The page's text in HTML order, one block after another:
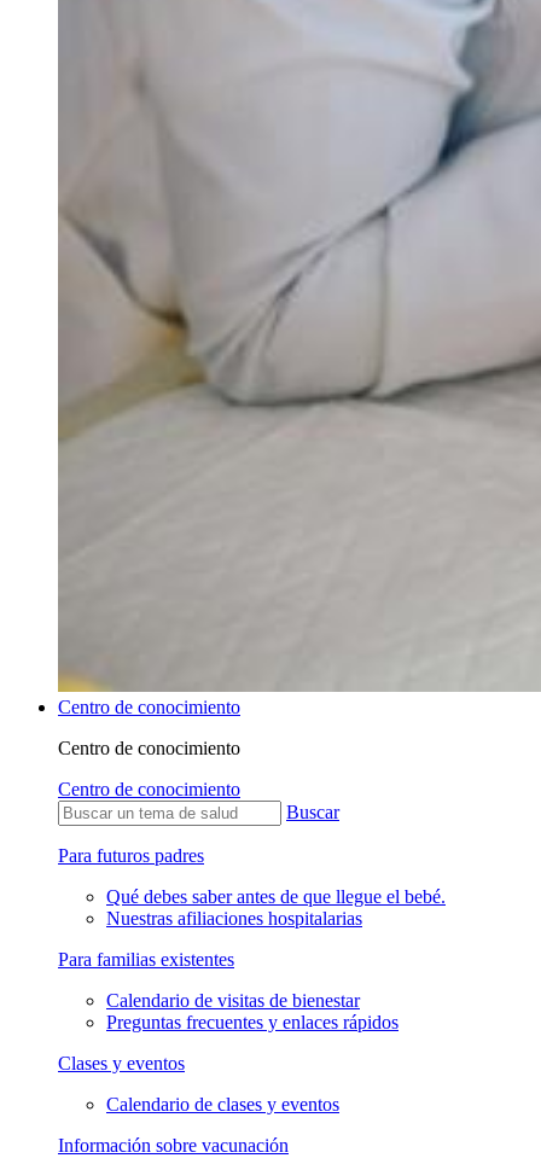
Centro de conocimiento
Centro de conocimiento
Centro de conocimiento
Buscar
Para futuros padres
Qué debes saber antes de que llegue el bebé.
Nuestras afiliaciones hospitalarias
Para familias existentes
Calendario de visitas de bienestar
Preguntas frecuentes y enlaces rápidos
Clases y eventos
Calendario de clases y eventos
Información sobre vacunación